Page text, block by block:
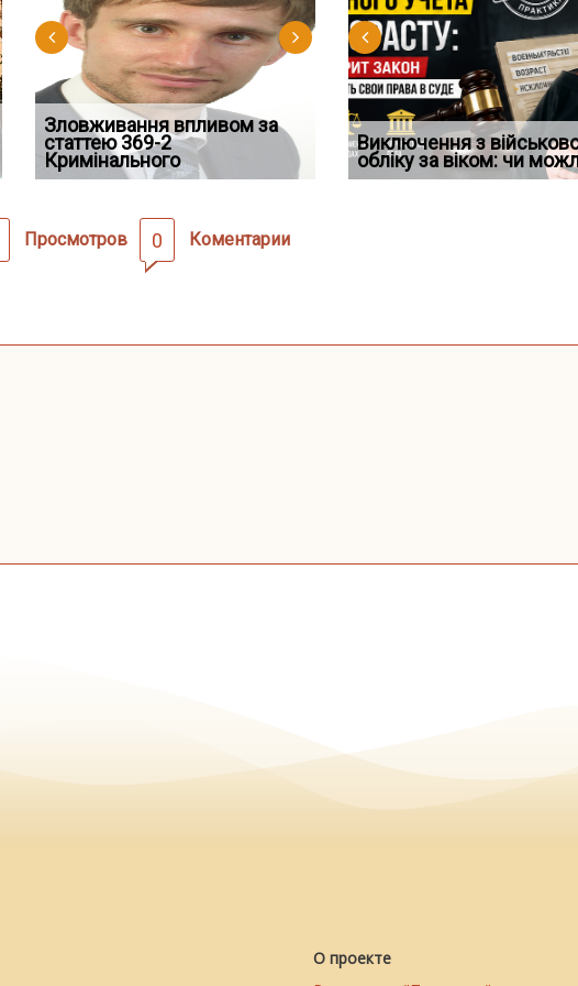
Якщо суд встановив для
відшкодування шкоди
наявніс
Документи, на яких не
проставляється апостиль:
пер
Зловживання впливом за
статтею 369-2
Кримінального
Переоформлення
відстрочки за іншою
підставою: нов
Особливості захисту у
кримінальному
провадженні: я
Виключення з
обліку за віком: чи
Восьмий ААС
підтвердив, що
скас
Просмотров 0 Коментарии
О проекте